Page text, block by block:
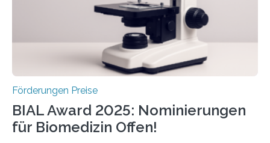
werden soll eine herausragende Doktorarbeit oder eine
hochrangige wissenschaftliche Publikation zum Thema
Förderungen Preise
BIAL Award 2025: Nominierungen
für Biomedizin Offen!